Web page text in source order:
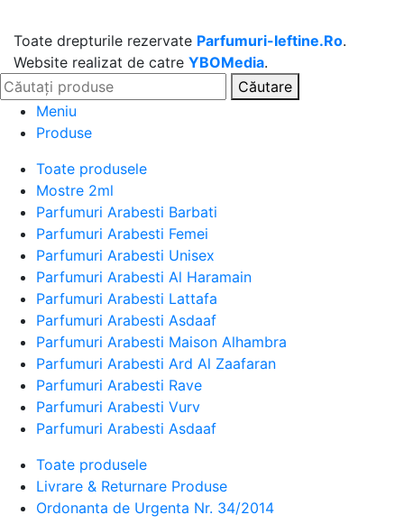
Toate drepturile rezervate Parfumuri-Ieftine.Ro.
Website realizat de catre YBOMedia.
Căutare
Meniu
Produse
Toate produsele
Mostre 2ml
Parfumuri Arabesti Barbati
Parfumuri Arabesti Femei
Parfumuri Arabesti Unisex
Parfumuri Arabesti Al Haramain
Parfumuri Arabesti Lattafa
Parfumuri Arabesti Asdaaf
Parfumuri Arabesti Maison Alhambra
Parfumuri Arabesti Ard Al Zaafaran
Parfumuri Arabesti Rave
Parfumuri Arabesti Vurv
Parfumuri Arabesti Asdaaf
Toate produsele
Livrare & Returnare Produse
Ordonanta de Urgenta Nr. 34/2014